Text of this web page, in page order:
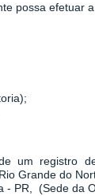
possa efetuar
um registro
Grande do
- PR, (Sede da